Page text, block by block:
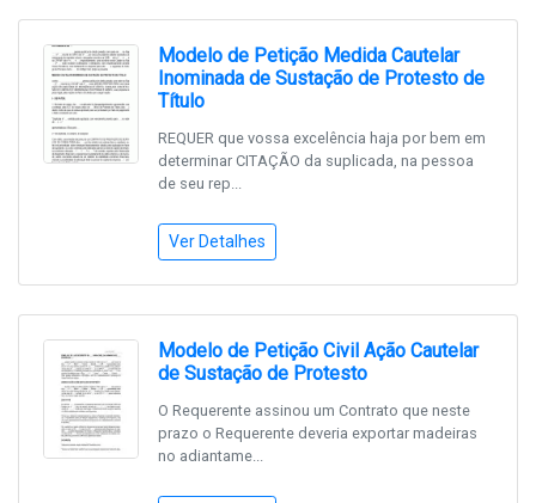
Modelo de Petição Medida Cautelar
Inominada de Sustação de Protesto de
Título
REQUER que vossa excelência haja por bem em
determinar CITAÇÃO da suplicada, na pessoa
de seu rep...
Ver Detalhes
Modelo de Petição Civil Ação Cautelar
de Sustação de Protesto
O Requerente assinou um Contrato que neste
prazo o Requerente deveria exportar madeiras
no adiantame...